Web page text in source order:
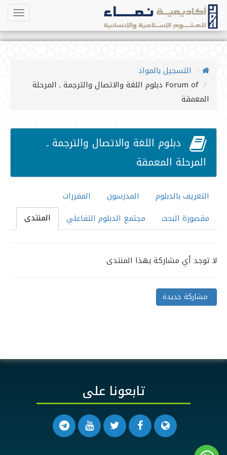
التسجيل بالمواد
Forum of دبلوم اللغة والاتصال والترجمة ـ المرحلة
المعمقة
دبلوم اللغة والاتصال والترجمة ـ
المرحلة المعمقة
التعريف بالدبلوم المدرسون
المقررات
مقصورة البحث
مجتمع الدبلوم التفاعلي المنتدى
لا توجد أي مشاركة بهذا المنتدى
مشاركة جديدة
تابعونا على